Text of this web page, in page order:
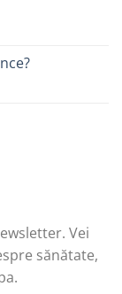
Vei
sănătate,